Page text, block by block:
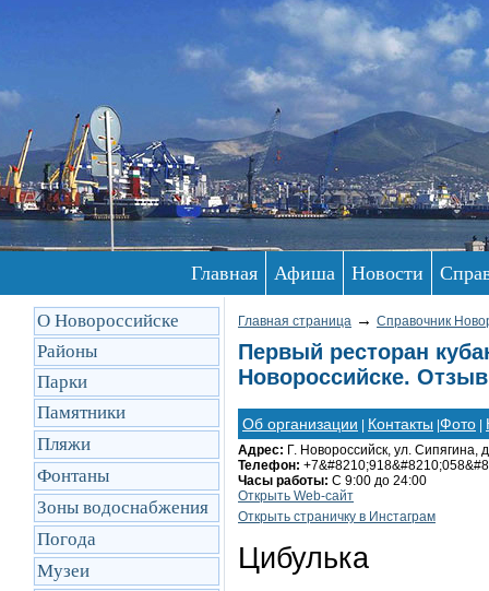
Главная Афиша Новости
О Новороссийске
Районы
Парки
Памятники
Пляжи
Фонтаны
Зоны водоснабжения
Погода
Музеи
Главная страница → Справочник
Первый ресторан
Новороссийске.
Об организации Контакты Фото
Адрес: Г. Новороссийск, ул. Сипягина,
Телефон:
Часы работы: С 9:00 до 24:00
Открыть Web-сайт
Открыть cтраничку в Инстаграм
Цибулька